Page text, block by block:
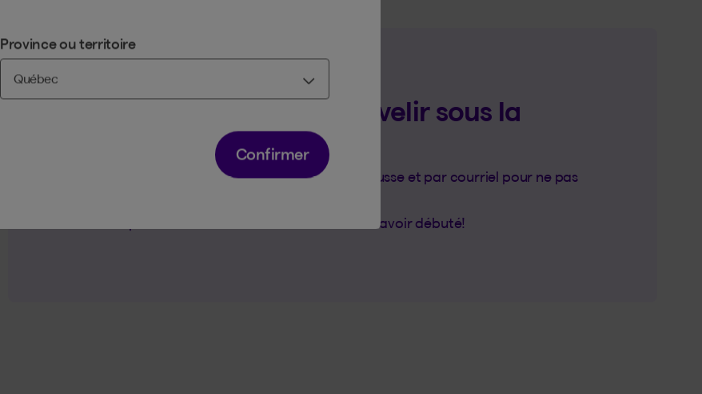
Attention de ne pas les ensevelir sous la
Dosez la quantité d’information donnée dans cette trousse et par courriel pour ne pas
Elles ne doivent pas se sentir débordées avant même d’avoir débuté!
Province ou territoire
Confirmer